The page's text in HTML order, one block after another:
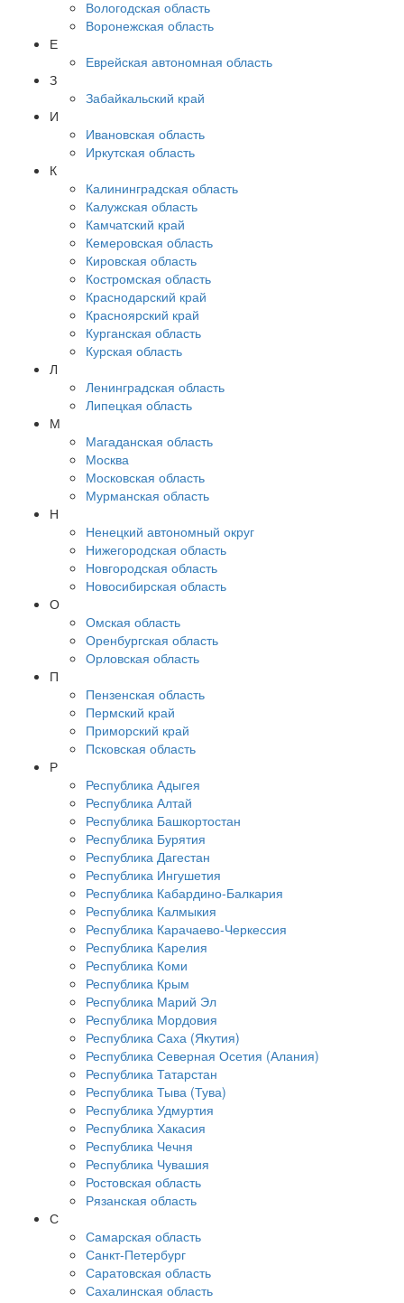
Вологодская область
Воронежская область
Е
Еврейская автономная область
З
Забайкальский край
И
Ивановская область
Иркутская область
К
Калининградская область
Калужская область
Камчатский край
Кемеровская область
Кировская область
Костромская область
Краснодарский край
Красноярский край
Курганская область
Курская область
Л
Ленинградская область
Липецкая область
М
Магаданская область
Москва
Московская область
Мурманская область
Н
Ненецкий автономный округ
Нижегородская область
Новгородская область
Новосибирская область
О
Омская область
Оренбургская область
Орловская область
П
Пензенская область
Пермский край
Приморский край
Псковская область
Р
Республика Адыгея
Республика Алтай
Республика Башкортостан
Республика Бурятия
Республика Дагестан
Республика Ингушетия
Республика Кабардино-Балкария
Республика Калмыкия
Республика Карачаево-Черкессия
Республика Карелия
Республика Коми
Республика Крым
Республика Марий Эл
Республика Мордовия
Республика Саха (Якутия)
Республика Северная Осетия (Алания)
Республика Татарстан
Республика Тыва (Тува)
Республика Удмуртия
Республика Хакасия
Республика Чечня
Республика Чувашия
Ростовская область
Рязанская область
С
Самарская область
Санкт-Петербург
Саратовская область
Сахалинская область